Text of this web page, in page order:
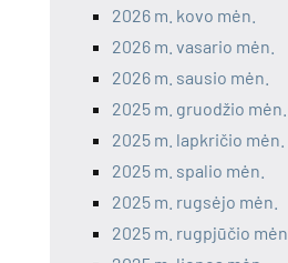
2026 m. kovo mėn.
2026 m. vasario mėn.
2026 m. sausio mėn.
2025 m. gruodžio mėn.
2025 m. lapkričio mėn.
2025 m. spalio mėn.
2025 m. rugsėjo mėn.
2025 m. rugpjūčio mėn.